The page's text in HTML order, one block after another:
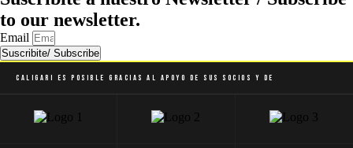
to our newsletter.
Email
Suscribite/ Subscribe
Caligari es posible gracias al apoyo de sus socios y de